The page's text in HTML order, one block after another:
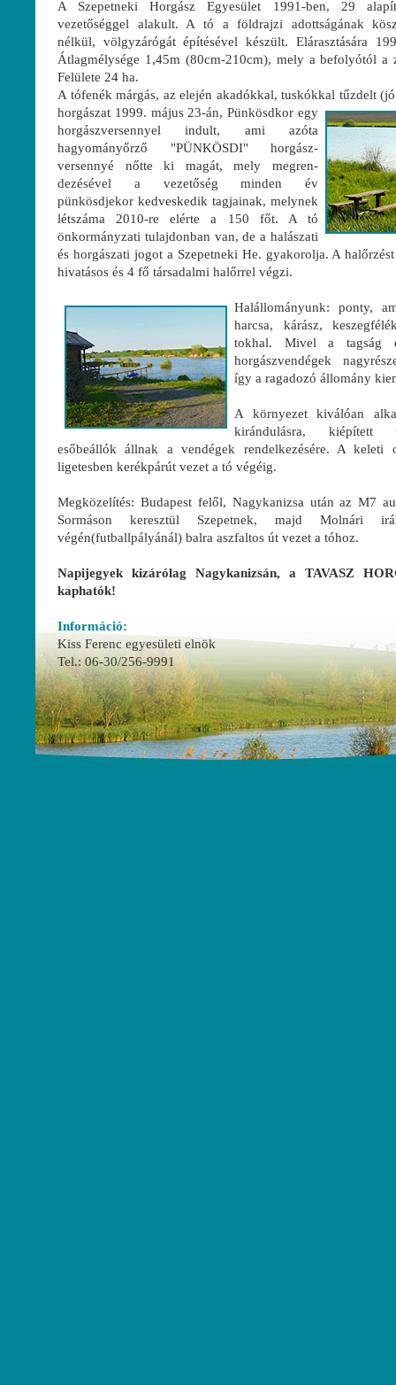
A Szepetneki Horgász Egyesület 1991-ben, 29
vezetőséggel alakult. A tó a földrajzi adottságának
nélkül, völgyzárógát építésével készült. Elárasztására
Átlagmélysége 1,45m (80cm-210cm), mely a befolyótól
Felülete 24 ha.
A tófenék márgás, az elején akadókkal, tuskókkal tűzdelt
horgászat 1999. május 23-án, Pünkösdkor egy
horgászversennyel indult, ami azóta
hagyományőrző "PÜNKÖSDI" horgász-
versennyé nőtte ki magát, mely megren-
dezésével a vezetőség minden év
pünkösdjekor kedveskedik tagjainak, melynek
létszáma 2010-re elérte a 150 főt. A tó
önkormányzati tulajdonban van, de a halászati
és horgászati jogot a Szepetneki He. gyakorolja. A
hivatásos és 4 fő társadalmi halőrrel végzi.
Halállományunk: ponty,
harcsa, kárász,
tokhal. Mivel a tagság
horgászvendégek
így a ragadozó állomány
A környezet kiválóan
kirándulásra, kiépített
esőbeállók állnak a vendégek rendelkezésére. A keleti
ligetesben kerékpárút vezet a tó végéig.
Megközelítés: Budapest felől, Nagykanizsa után az M7
Sormáson keresztül Szepetnek, majd Molnári
végén(futballpályánál) balra aszfaltos út vezet a tóhoz.
Napijegyek kizárólag Nagykanizsán, a TAVASZ
kaphatók!
Információ:
Kiss Ferenc egyesületi elnök
Tel.: 06-30/256-9991